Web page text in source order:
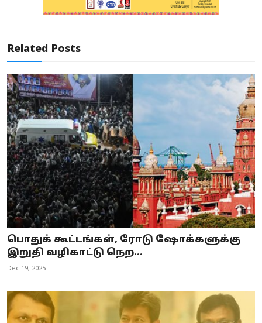
Related Posts
பொதுக் கூட்டங்கள், ரோடு ஷோக்களுக்கு
இறுதி வழிகாட்டு நெற...
Dec 19, 2025